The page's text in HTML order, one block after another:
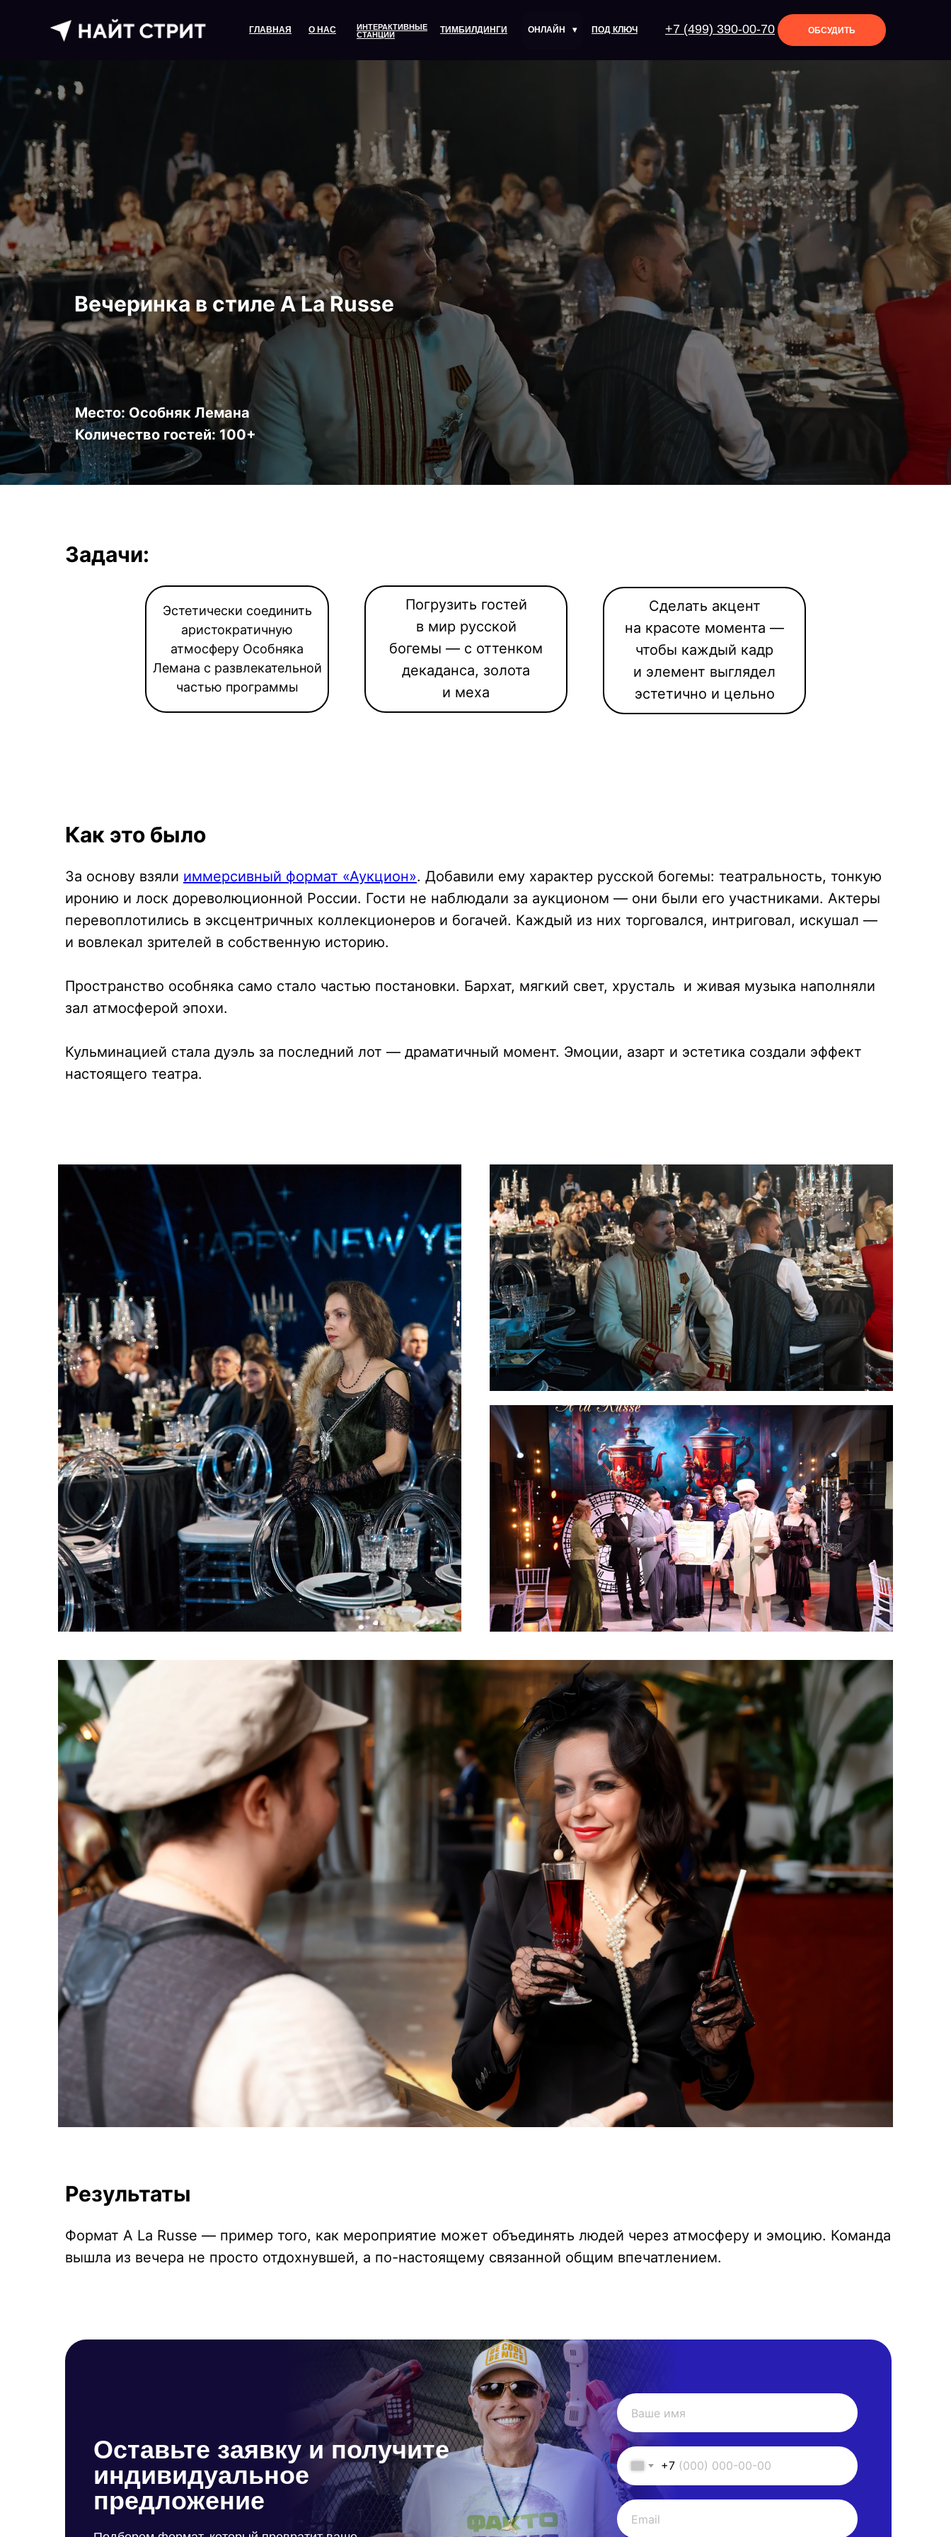
+7 (499) 390-00-70 ОБСУДИТЬ
ПОД КЛЮЧ
▾
ОНЛАЙН
ТИМБИЛДИНГИ
ИНТЕРАКТИВНЫЕ
СТАНЦИИ
О НАС
ГЛАВНАЯ
Место: Особняк Лемана
Количество гостей: 100+
Вечеринка в стиле A La Russe
Задачи:
Эстетически соединить
аристократичную
атмосферу Особняка
Лемана с развлекательной
частью программы
Погрузить гостей
в мир русской
богемы — с оттенком
декаданса, золота
и меха
Сделать акцент
на красоте момента —
чтобы каждый кадр
и элемент выглядел
эстетично и цельно
За основу взяли иммерсивный формат «Аукцион». Добавили ему характер русской богемы: театральность, тонкую
иронию и лоск дореволюционной России. Гости не наблюдали за аукционом — они были его участниками. Актеры
перевоплотились в эксцентричных коллекционеров и богачей. Каждый из них торговался, интриговал, искушал —
и вовлекал зрителей в собственную историю.
Пространство особняка само стало частью постановки. Бархат, мягкий свет, хрусталь и живая музыка наполняли
зал атмосферой эпохи.
Кульминацией стала дуэль за последний лот — драматичный момент. Эмоции, азарт и эстетика создали эффект
настоящего театра.
Как это было
Формат A La Russe — пример того, как мероприятие может объединять людей через атмосферу и эмоцию. Команда
вышла из вечера не просто отдохнувшей, а по-настоящему связанной общим впечатлением.
Результаты
Оставьте заявку и получите
индивидуальное
предложение
+7